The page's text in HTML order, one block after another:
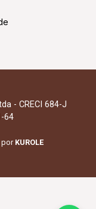
- CRECI 684-J
64
por KUROLE